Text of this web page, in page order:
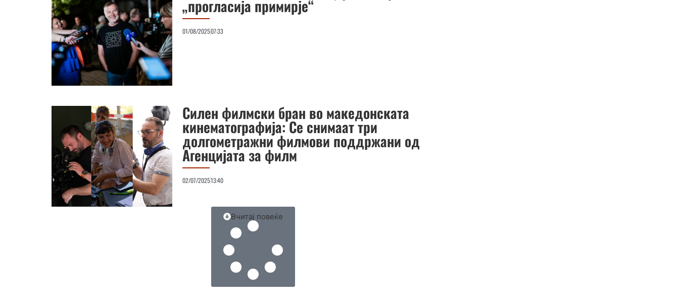
„прогласија примирје“
01/08/202507:33
Силен филмски бран во македонската
кинематографија: Се снимаат три
долгометражни филмови поддржани од
Агенцијата за филм
02/07/202513:40
Вчитај повеќе